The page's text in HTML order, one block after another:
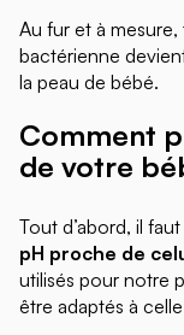
Au fur et à
bactérienne
la peau de bébé.
Comment
de votre
Tout d’abord, il faut
pH proche de
utilisés pour notre
être adaptés à